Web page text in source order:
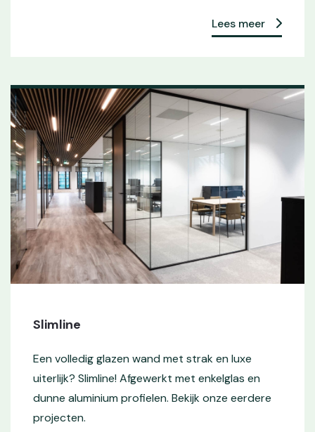
Lees meer
Slimline
Een volledig glazen wand met strak en luxe
uiterlijk? Slimline! Afgewerkt met enkelglas en
dunne aluminium profielen. Bekijk onze eerdere
projecten.